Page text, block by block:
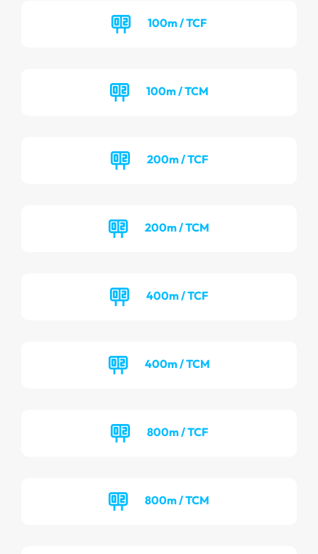
100m / TCF
100m / TCM
200m / TCF
200m / TCM
400m / TCF
400m / TCM
800m / TCF
800m / TCM